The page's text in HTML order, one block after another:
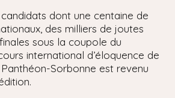
dont une centaine de
des milliers de joutes
sous la coupole du
international d’éloquence de
Panthéon-Sorbonne est revenu